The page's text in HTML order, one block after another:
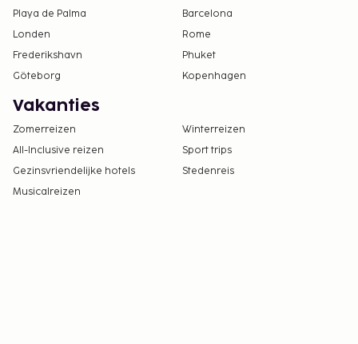
Playa de Palma
Barcelona
Londen
Rome
Frederikshavn
Phuket
Göteborg
Kopenhagen
Vakanties
Zomerreizen
Winterreizen
All-Inclusive reizen
Sport trips
Gezinsvriendelijke hotels
Stedenreis
Musicalreizen